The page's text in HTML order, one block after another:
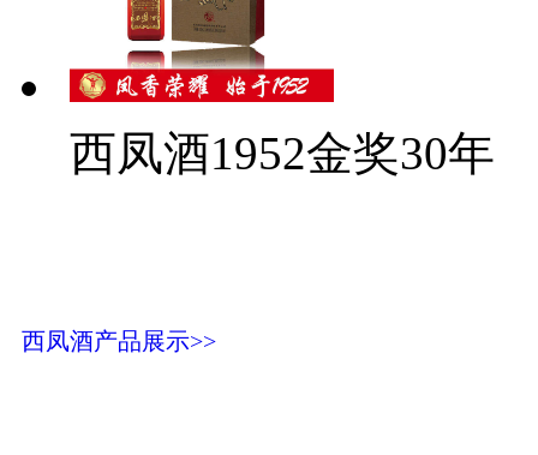
西凤酒1952金奖30年
西凤酒产品展示>>